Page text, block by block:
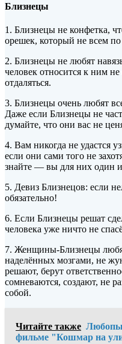
Близнецы
1. Близнецы не конфетка,
орешек, который не всем по
2. Близнецы не любят
человек относится к ним
отдаляться.
3. Близнецы очень любят
Даже если Близнецы не
думайте, что они вас не
4. Вам никогда не удастся
если они сами того не
знайте — вы для них один
5. Девиз Близнецов: если
обязательно!
6. Если Близнецы решат
человека уже ничто не
7. Женщины-Близнецы
наделённых мозгами, не
решают, берут
сомневаются, создают, не
собой.
Читайте также
фильме "Кошмар на